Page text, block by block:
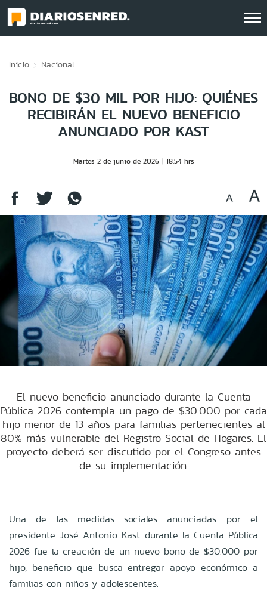
Inicio Nacional
BONO DE $30 MIL POR HIJO: QUIÉNES
RECIBIRÁN EL NUEVO BENEFICIO
ANUNCIADO POR KAST
Martes 2 de junio de 2026 18:54 hrs
El nuevo beneficio anunciado durante la Cuenta
Pública 2026 contempla un pago de $30.000 por cada
hijo menor de 13 años para familias pertenecientes al
80% más vulnerable del Registro Social de Hogares. El
proyecto deberá ser discutido por el Congreso antes
de su implementación.
Una de las medidas sociales anunciadas por el
presidente José Antonio Kast durante la Cuenta Pública
2026 fue la creación de un nuevo bono de $30.000 por
hijo, beneficio que busca entregar apoyo económico a
familias con niños y adolescentes.